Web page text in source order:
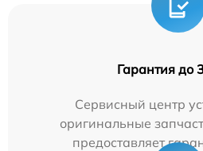
Гарантия до
Сервисный центр
оригинальные
предоставляет